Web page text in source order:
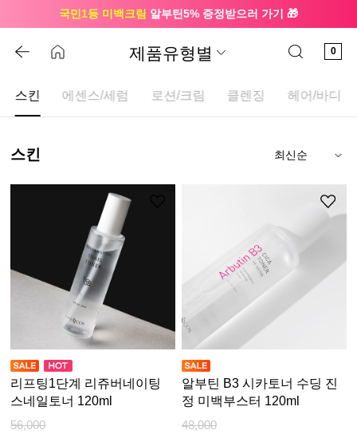
국민1등 미백크림 알부틴5% 증정받으러 가기 🎁
0
제품유형별
스킨 에센스/세럼 로션/크림 클렌징 헤어/바디
스킨
리프팅1단계 리쥬버네이팅
스네일토너 120ml
56,000
알부틴 B3 시카토너 수딩 진
정 미백부스터 120ml
48,000